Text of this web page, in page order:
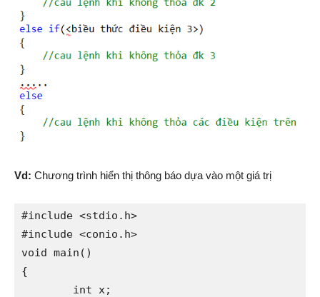
Vd: Chương trình hiển thị thông báo dựa vào một giá trị
#include <stdio.h>
#include <conio.h>
void main()
{